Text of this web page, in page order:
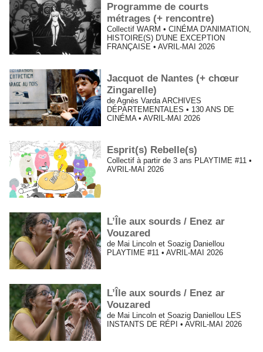
Programme de courts
métrages (+ rencontre)
Collectif WARM • CINÉMA D'ANIMATION,
HISTOIRE(S) D'UNE EXCEPTION
FRANÇAISE • AVRIL-MAI 2026
Jacquot de Nantes (+ chœur
Zingarelle)
de Agnès Varda ARCHIVES
DÉPARTEMENTALES • 130 ANS DE
CINÉMA • AVRIL-MAI 2026
Esprit(s) Rebelle(s)
Collectif à partir de 3 ans PLAYTIME #11 •
AVRIL-MAI 2026
L’Île aux sourds / Enez ar
Vouzared
de Mai Lincoln et Soazig Daniellou
PLAYTIME #11 • AVRIL-MAI 2026
L’Île aux sourds / Enez ar
Vouzared
de Mai Lincoln et Soazig Daniellou LES
INSTANTS DE RÉPI • AVRIL-MAI 2026